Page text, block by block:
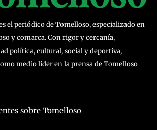
el periódico de Tomelloso, especializado en
y comarca. Con rigor y cercanía,
política, cultural, social y deportiva,
medio líder en la prensa de Tomelloso
sobre Tomelloso